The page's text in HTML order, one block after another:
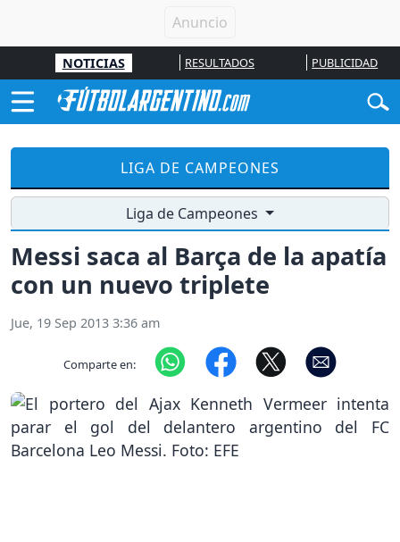
NOTICIAS RESULTADOS PUBLICIDAD
LIGA DE CAMPEONES
Liga de Campeones
Messi saca al Barça de la apatía
con un nuevo triplete
Jue, 19 Sep 2013 3:36 am
Comparte en: